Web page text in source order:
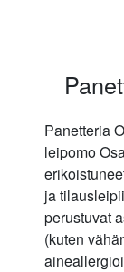
Panetteria
leipomo
ja
perustuvat
(kuten